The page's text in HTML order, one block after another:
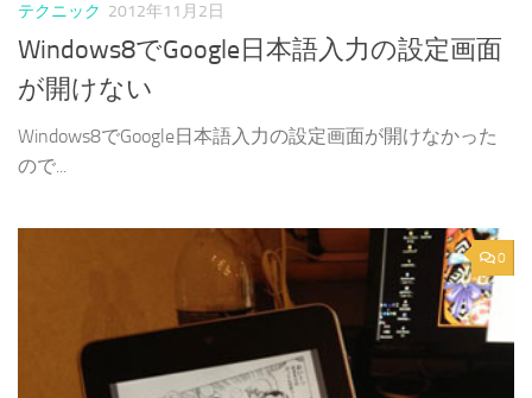
テクニック 2012年11月2日
Windows8でGoogle日本語入力の設定画面
が開けない
Windows8でGoogle日本語入力の設定画面が開けなかった
ので...
0